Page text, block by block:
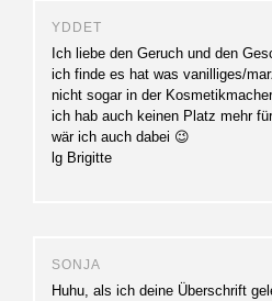
YDDET
Ich liebe den Geruch und den
ich finde es hat was vanilliges/
nicht sogar in der
ich hab auch keinen Platz mehr
wär ich auch dabei 😉
lg Brigitte
SONJA
Huhu, als ich deine Überschrift